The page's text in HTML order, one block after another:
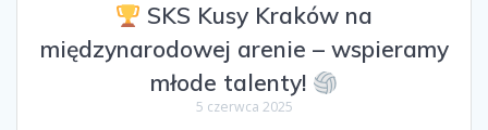
SKS Kusy Kraków na
międzynarodowej arenie – wspieramy
młode talenty!
5 czerwca 2025